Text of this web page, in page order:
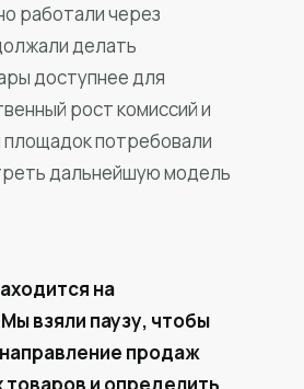
работали через
делать
доступнее для
рост комиссий и
площадок потребовали
дальнейшую модель
на
взяли паузу, чтобы
продаж